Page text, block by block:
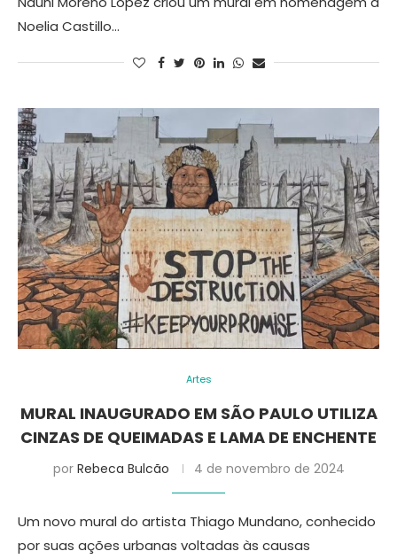
Noelia Castillo…
Artes
MURAL INAUGURADO EM SÃO PAULO UTILIZA
CINZAS DE QUEIMADAS E LAMA DE ENCHENTE
por Rebeca Bulcão 4 de novembro de 2024
Um novo mural do artista Thiago Mundano, conhecido
por suas ações urbanas voltadas às causas